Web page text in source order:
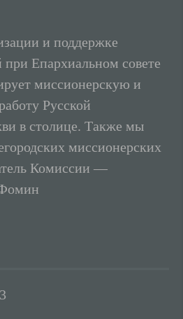
и поддержке
Епархиальном совете
миссионерскую и
Русской
в столице. Также мы
миссионерских
Комиссии —